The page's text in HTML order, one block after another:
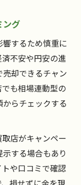
ング
するため慎重に
不安や円安の進
却できるチャン
も相場連動型の
らチェックする
店がキャンペー
する場合もあり
や口コミで確認